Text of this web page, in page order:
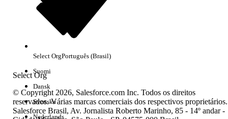
Sem resultados
Select Org
Select OrgPortuguês (Brasil)
Suomi
Dansk
Svenska
Nederlands
© Copyright 2026, Salesforce.com Inc. Todos os direitos
reservados. Várias marcas comerciais dos respectivos proprietários.
Salesforce Brasil, Av. Jornalista Roberto Marinho, 85 - 14º andar -